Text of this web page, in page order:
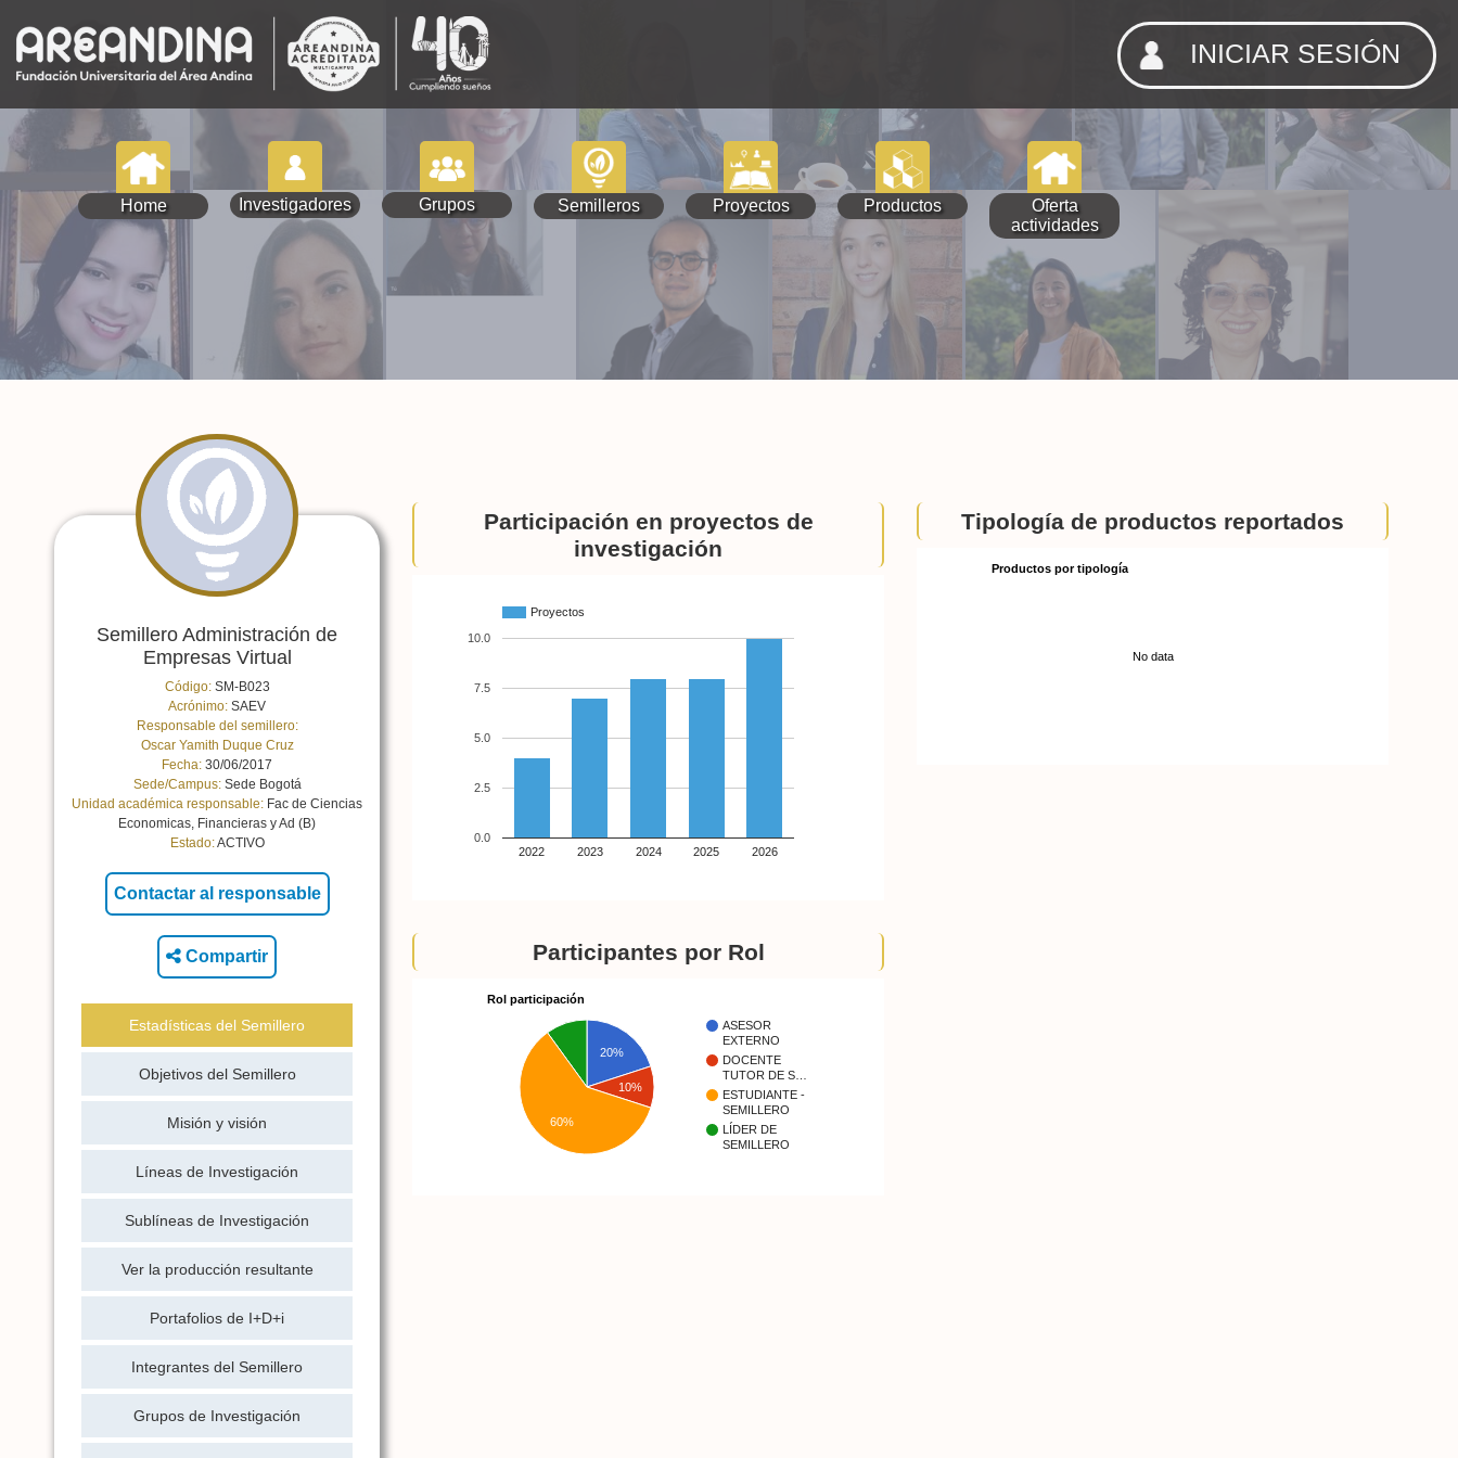
Home Investigadores Grupos Semilleros Proyectos Productos
Oferta
actividades
INICIAR SESIÓN
Semillero Administración de
Empresas Virtual
Código:SM-B023
Acrónimo: SAEV
Responsable del semillero:
Oscar Yamith Duque Cruz
Fecha: 30/06/2017
Sede/Campus:Sede Bogotá
Unidad académica responsable: Fac de Ciencias
Economicas, Financieras y Ad (B)
Estado:ACTIVO
Compartir
Estadísticas del Semillero
Objetivos del Semillero
Misión y visión
Líneas de Investigación
Sublíneas de Investigación
Ver la producción resultante
Portafolios de I+D+i
Integrantes del Semillero
Grupos de Investigación
Participación en proyectos de
investigación
Proyectos
2022 2023 2024 2025 2026
0.0
2.5
5.0
7.5
10.0
Tipología de productos reportados
Productos por tipología
No data
Participantes por Rol
Rol participación
ASESOR
EXTERNO
DOCENTE
TUTOR DE S…
ESTUDIANTE -
SEMILLERO
LÍDER DE
SEMILLERO
20%
10%
60%